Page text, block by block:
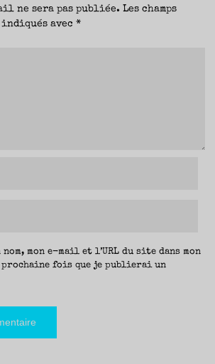
ne sera pas publiée. Les champs
avec*
mon e-mail et l’URL du site dans mon
fois que je publierai un